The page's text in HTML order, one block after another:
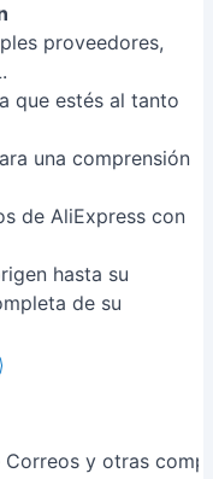
proveedores,
que estés al tanto
una comprensión
de AliExpress con
hasta su
de su
Correos y otras